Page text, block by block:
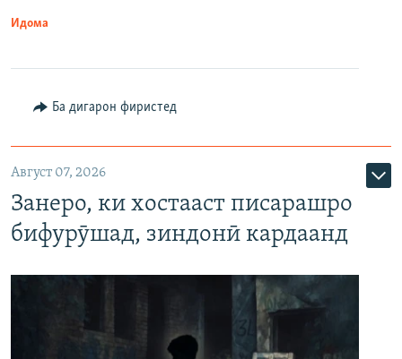
Идома
Ба дигарон фиристед
Август 07, 2026
Занеро, ки хостааст писарашро
бифурӯшад, зиндонӣ кардаанд